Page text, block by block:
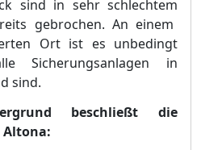
sind in sehr schlechtem
gebrochen. An einem
Ort ist es unbedingt
Sicherungsanlagen in
sind.
beschließt die
Altona: